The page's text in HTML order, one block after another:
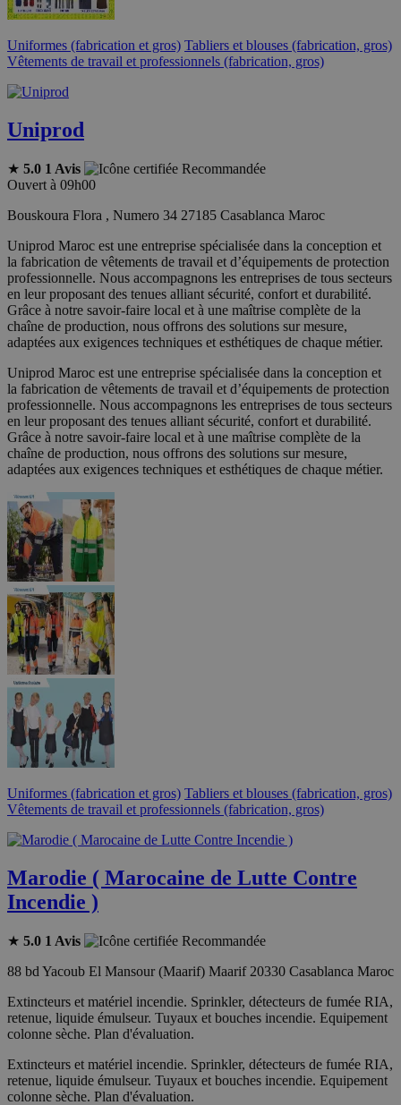
Uniformes (fabrication et gros) Tabliers et blouses (fabrication, gros)
Vêtements de travail et professionnels (fabrication, gros)
Uniprod
★ 5.0 1 Avis
Recommandée
Ouvert à 09h00
Bouskoura Flora , Numero 34 27185 Casablanca Maroc
Uniprod Maroc est une entreprise spécialisée dans la conception et
la fabrication de vêtements de travail et d’équipements de protection
professionnelle. Nous accompagnons les entreprises de tous secteurs
en leur proposant des tenues alliant sécurité, confort et durabilité.
Grâce à notre savoir-faire local et à une maîtrise complète de la
chaîne de production, nous offrons des solutions sur mesure,
adaptées aux exigences techniques et esthétiques de chaque métier.
Uniprod Maroc est une entreprise spécialisée dans la conception et
la fabrication de vêtements de travail et d’équipements de protection
professionnelle. Nous accompagnons les entreprises de tous secteurs
en leur proposant des tenues alliant sécurité, confort et durabilité.
Grâce à notre savoir-faire local et à une maîtrise complète de la
chaîne de production, nous offrons des solutions sur mesure,
adaptées aux exigences techniques et esthétiques de chaque métier.
Uniformes (fabrication et gros) Tabliers et blouses (fabrication, gros)
Vêtements de travail et professionnels (fabrication, gros)
Marodie ( Marocaine de Lutte Contre
Incendie )
★ 5.0 1 Avis
Recommandée
88 bd Yacoub El Mansour (Maarif) Maarif 20330 Casablanca Maroc
Extincteurs et matériel incendie. Sprinkler, détecteurs de fumée RIA,
retenue, liquide émulseur. Tuyaux et bouches incendie. Equipement
colonne sèche. Plan d'évaluation.
Extincteurs et matériel incendie. Sprinkler, détecteurs de fumée RIA,
retenue, liquide émulseur. Tuyaux et bouches incendie. Equipement
colonne sèche. Plan d'évaluation.